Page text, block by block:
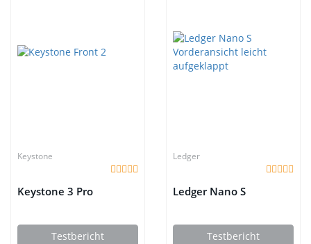
Keystone
Keystone 3 Pro
Testbericht
Ledger
Ledger Nano S
Testbericht